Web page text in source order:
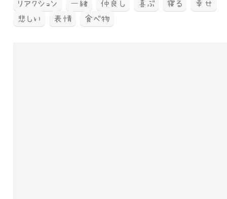
リアクション
一緒 仲良し 喜ぶ 寝る
幸せ
悲しい
表情 食べ物